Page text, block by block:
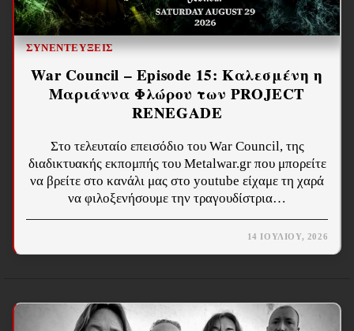
ΣΥΝΕΝΤΕΎΞΕΙΣ
War Council – Episode 15: Καλεσμένη η
Μαριάννα Φλώρου των PROJECT
RENEGADE
Στο τελευταίο επεισόδιο του War Council, της
διαδικτυακής εκπομπής του Metalwar.gr που μπορείτε
να βρείτε στο κανάλι μας στο youtube είχαμε τη χαρά
να φιλοξενήσουμε την τραγουδίστρια…
14 ΙΟΥΛΊΟΥ, 2026